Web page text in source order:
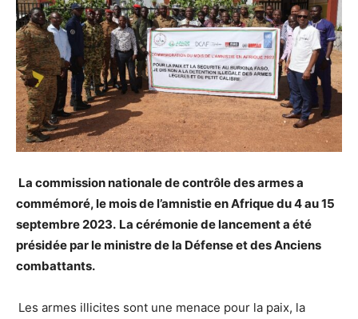
La commission nationale de contrôle des armes a
commémoré, le mois de l’amnistie en Afrique du 4 au 15
septembre 2023. La cérémonie de lancement a été
présidée par le ministre de la Défense et des Anciens
combattants.
Les armes illicites sont une menace pour la paix, la